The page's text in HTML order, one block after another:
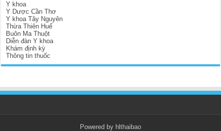
Y khoa
Y Dược Cần Thơ
Y khoa Tây Nguyên
Thừa Thiên Huế
Buôn Ma Thuột
Diễn đàn Y khoa
Khám định kỳ
Thông tin thuốc
Powered by hlthaibao